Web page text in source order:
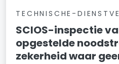
TECHNISCHE-
SCIOS-inspectie
opgestelde
zekerheid waar